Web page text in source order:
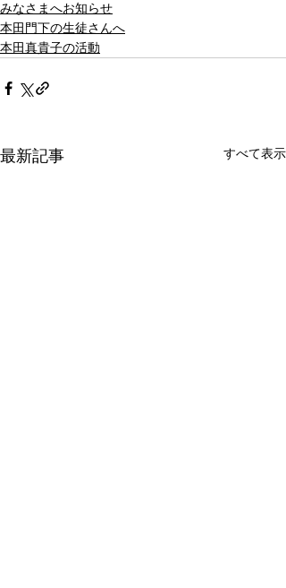
みなさまへお知らせ
本田門下の生徒さんへ
本田真貴子の活動
最新記事 すべて表示